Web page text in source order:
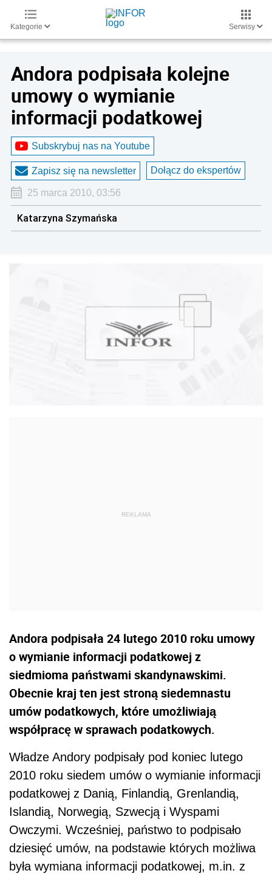
Kategorie Serwisy
Andora podpisała kolejne
umowy o wymianie
informacji podatkowej
Subskrybuj nas na Youtube
Zapisz się na newsletter Dołącz do ekspertów
25 marca 2010, 03:56
Katarzyna Szymańska
Andora podpisała 24 lutego 2010 roku umowy
o wymianie informacji podatkowej z
siedmioma państwami skandynawskimi.
Obecnie kraj ten jest stroną siedemnastu
umów podatkowych, które umożliwiają
współpracę w sprawach podatkowych.
Władze Andory podpisały pod koniec lutego
2010 roku siedem umów o wymianie informacji
podatkowej z Danią, Finlandią, Grenlandią,
Islandią, Norwegią, Szwecją i Wyspami
Owczymi. Wcześniej, państwo to podpisało
dziesięć umów, na podstawie których możliwa
była wymiana informacji podatkowej, m.in. z